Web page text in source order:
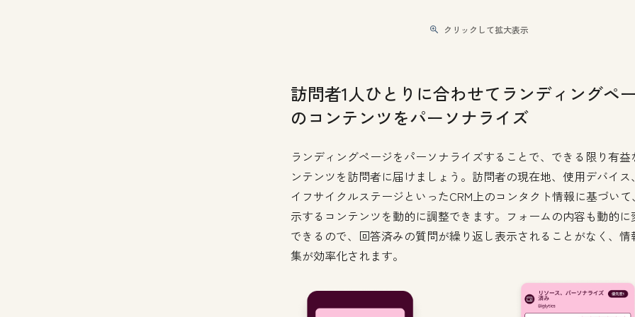
クリックして拡大表示
訪問者1人ひとりに合わせてランディングペ
のコンテンツをパーソナライズ
ランディングページをパーソナライズすることで、できる限り有益
ンテンツを訪問者に届けましょう。訪問者の現在地、使用デバイス
イフサイクルステージといったCRM上のコンタクト情報に基づいて
示するコンテンツを動的に調整できます。フォームの内容も動的に
できるので、回答済みの質問が繰り返し表示されることがなく、情
集が効率化されます。